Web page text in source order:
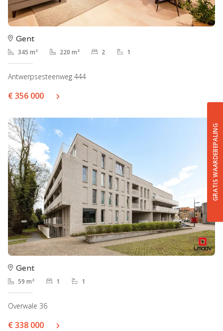
GRATIS WAARDEBEPALING
Gent
345 m² 220 m² 2 1
Antwerpsesteenweg 444
€ 356 000
Gent
59 m² 1 1
Overwale 36
€ 338 000